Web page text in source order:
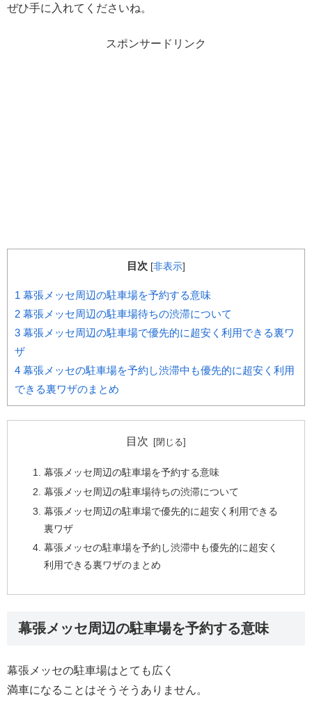
ぜひ手に入れてくださいね。
スポンサードリンク
目次 [非表示]
1 幕張メッセ周辺の駐車場を予約する意味
2 幕張メッセ周辺の駐車場待ちの渋滞について
3 幕張メッセ周辺の駐車場で優先的に超安く利用できる裏ワ
ザ
4 幕張メッセの駐車場を予約し渋滞中も優先的に超安く利用
できる裏ワザのまとめ
目次
幕張メッセ周辺の駐車場を予約する意味
幕張メッセ周辺の駐車場待ちの渋滞について
幕張メッセ周辺の駐車場で優先的に超安く利用できる
裏ワザ
幕張メッセの駐車場を予約し渋滞中も優先的に超安く
利用できる裏ワザのまとめ
幕張メッセ周辺の駐車場を予約する意味
幕張メッセの駐車場はとても広く
満車になることはそうそうありません。